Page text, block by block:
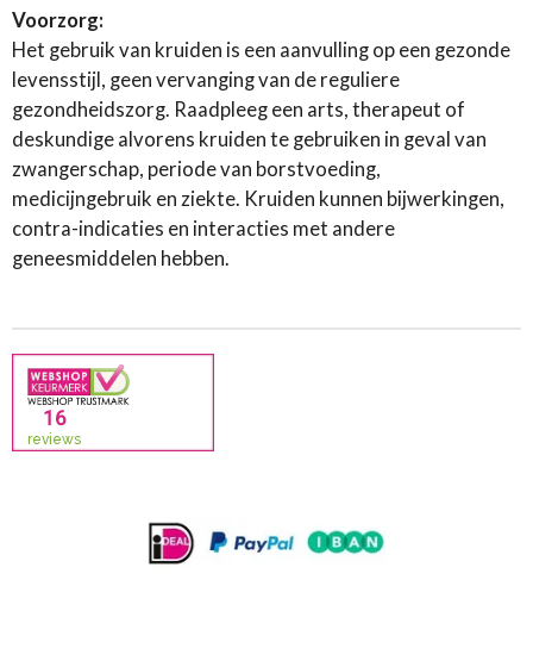
Voorzorg:
Het gebruik van kruiden is een aanvulling op een gezonde
levensstijl, geen vervanging van de reguliere
gezondheidszorg. Raadpleeg een arts, therapeut of
deskundige alvorens kruiden te gebruiken in geval van
zwangerschap, periode van borstvoeding,
medicijngebruik en ziekte. Kruiden kunnen bijwerkingen,
contra-indicaties en interacties met andere
geneesmiddelen hebben.